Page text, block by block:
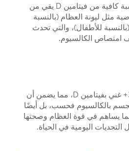
إن الحصول على نسبة كافية من فيتامين D يقي من
مثل ليونة العظام (بالنسبة
للأطفال)، والتي تحدث
امتصاص الكالسيوم.
لذلك، فإن بدياشور 3+ غني بفيتامين D، مما يضمن أن
بالكالسيوم فحسب، بل أيضًا
يساهم في قوة العظام وصحتها
اليومية في الحياة.